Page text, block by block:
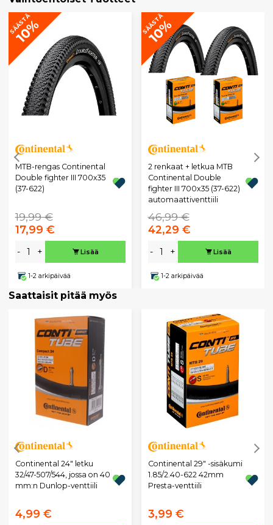
SÄÄSTÄ
10%
MTB-rengas Continental
Double fighter III 700x35
(37-622)
19,99 €
17,99 €
- + Lisää
1-2 arkipäivää
SÄÄSTÄ
10%
2 renkaat + letkua MTB
Continental Double
fighter III 700x35 (37-622)
automaattiventtiili
46,99 €
42,29 €
- + Lisää
1-2 arkipäivää
Saattaisit pitää myös
Continental 24" letku
32/47-507/544, jossa on 40
mm:n Dunlop-venttiili
4,99 €
Continental 29" -sisäkumi
1.85/2.40-622 42mm
Presta-venttiili
3,99 €